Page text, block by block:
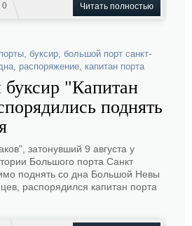
0 Читать полностью
порты, буксир, большой порт санкт-
, распоряжение, капитан порта
"Капитан
поднять
затонувший 9 августа у
Большого порта Санкт
поднять со дна Большой Невы
распорядился капитан порта